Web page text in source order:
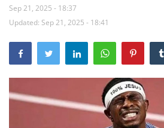
Featured Article
obituary
Sep 21, 2025 - 18:37
Updated: Sep 21, 2025 - 18:41